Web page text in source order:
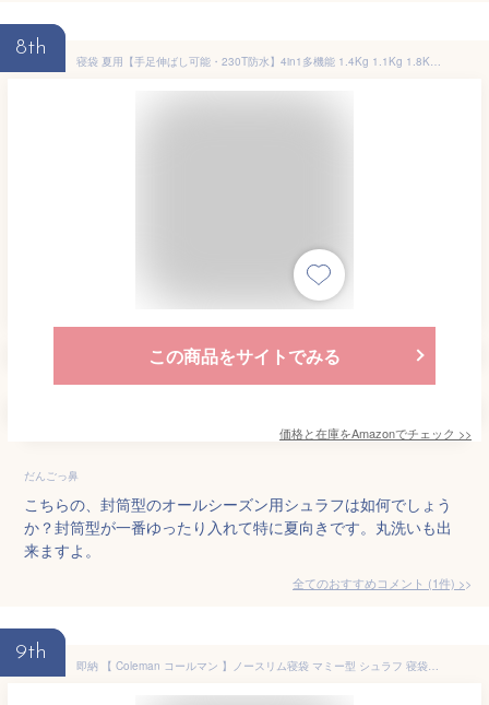
8th
寝袋 夏用【手足伸ばし可能・230T防水】4in1多機能 1.4Kg 1.1Kg 1.8Kg 2.2Kg 寝袋 オールシーズン 冬用シュラフ 封筒型 コンパクト 軽量 中綿 快適温度-5℃-20℃ 保温 wolfyok outdoors 丸洗い可能 収納パック付き キャンプ アウトドア コンパクト 登山 車中泊 防災用 避難用 防寒【国内ブランド】
この商品をサイトでみる
価格と在庫をAmazonでチェック >>
だんごっ鼻
こちらの、封筒型のオールシーズン用シュラフは如何でしょう
か？封筒型が一番ゆったり入れて特に夏向きです。丸洗いも出
来ますよ。
全てのおすすめコメント (1件) >
9th
即納 【 Coleman コールマン 】ノースリム寝袋 マミー型 シュラフ 寝袋シュラフ 大人用 緑 冬用 温かい 極寒 スリーピングバッグ マミー型シュラフ sleeping bag Mummy 5#541409 シェラフ 車中泊 コンパクト クッション マット オールシーズン 男性 アウトレット 男性